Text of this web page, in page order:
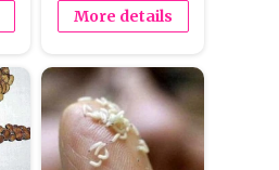
More details